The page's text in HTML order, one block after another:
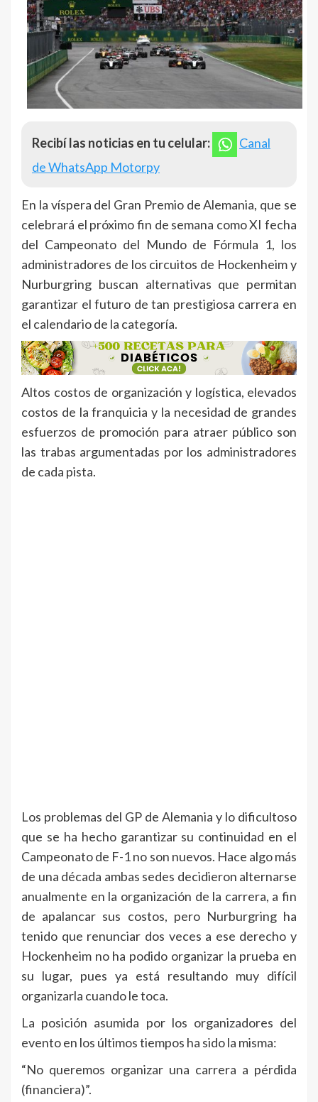
Recibí las noticias en tu celular:
Canal
de WhatsApp Motorpy
En la víspera del Gran Premio de Alemania, que se
celebrará el próximo fin de semana como XI fecha
del Campeonato del Mundo de Fórmula 1, los
administradores de los circuitos de Hockenheim y
Nurburgring buscan alternativas que permitan
garantizar el futuro de tan prestigiosa carrera en
el calendario de la categoría.
Altos costos de organización y logística, elevados
costos de la franquicia y la necesidad de grandes
esfuerzos de promoción para atraer público son
las trabas argumentadas por los administradores
de cada pista.
Los problemas del GP de Alemania y lo dificultoso
que se ha hecho garantizar su continuidad en el
Campeonato de F-1 no son nuevos. Hace algo más
de una década ambas sedes decidieron alternarse
anualmente en la organización de la carrera, a fin
de apalancar sus costos, pero Nurburgring ha
tenido que renunciar dos veces a ese derecho y
Hockenheim no ha podido organizar la prueba en
su lugar, pues ya está resultando muy difícil
organizarla cuando le toca.
La posición asumida por los organizadores del
evento en los últimos tiempos ha sido la misma:
“No queremos organizar una carrera a pérdida
(financiera)”.